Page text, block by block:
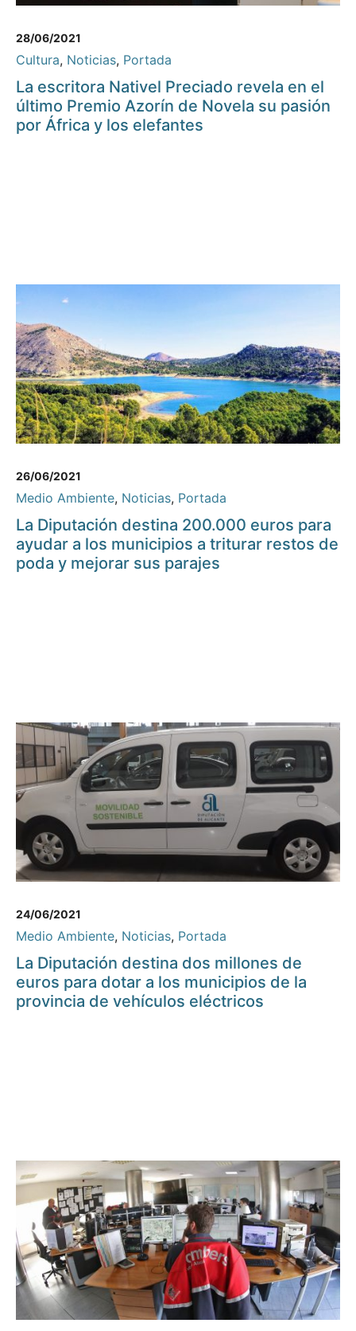
28/06/2021
Cultura, Noticias, Portada
La escritora Nativel Preciado revela en el
último Premio Azorín de Novela su pasión
por África y los elefantes
26/06/2021
Medio Ambiente, Noticias, Portada
La Diputación destina 200.000 euros para
ayudar a los municipios a triturar restos de
poda y mejorar sus parajes
24/06/2021
Medio Ambiente, Noticias, Portada
La Diputación destina dos millones de
euros para dotar a los municipios de la
provincia de vehículos eléctricos